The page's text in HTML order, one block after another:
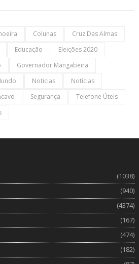
Colunas
Cruz Das Almas
Educação
Eleições 2020
Governador Mangabeira
Noticias
Notícias
Segurança
Telefone Úteis
(1038)
(940)
(4374)
(167)
(474)
(182)